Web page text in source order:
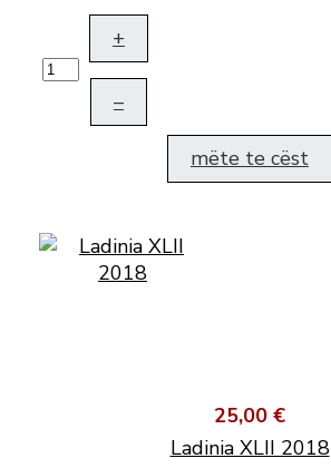
+
–
mëte te cëst
25,00 €
Ladinia XLII 2018